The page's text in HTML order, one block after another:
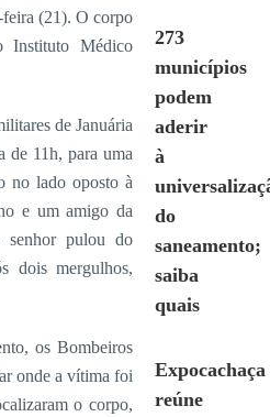
feira (21). O corpo
Instituto Médico
de Januária
de 11h, para uma
no lado oposto à
e um amigo da
senhor pulou do
dois mergulhos,
os Bombeiros
onde a vítima foi
o corpo,
273
municípios
podem
aderir
à
do
saneamento;
saiba
quais
Expocachaça
reúne